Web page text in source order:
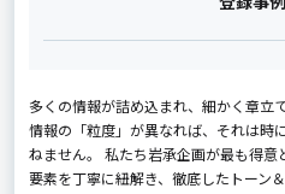
多くの情報が詰め込まれ、細かく章立
情報の「粒度」が異なれば、それは時
ねません。 私たち岩承企画が最も得
要素を丁寧に紐解き、徹底したトーン